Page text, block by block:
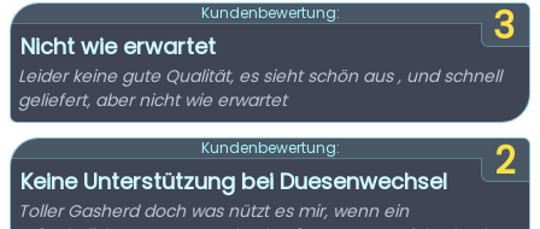
3
Kundenbewertung:
Nicht wie erwartet
Leider keine gute Qualität, es sieht schön aus , und schnell
geliefert, aber nicht wie erwartet
2
Kundenbewertung:
Keine Unterstützung bei Duesenwechsel
Toller Gasherd doch was nützt es mir, wenn ein